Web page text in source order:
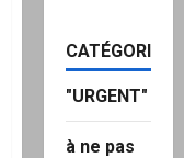
CATÉGORIES
"URGENT"
à ne pas